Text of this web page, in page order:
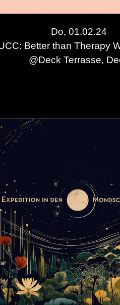
Do, 01.02.24
Better than Therapy
@Deck Terrasse,